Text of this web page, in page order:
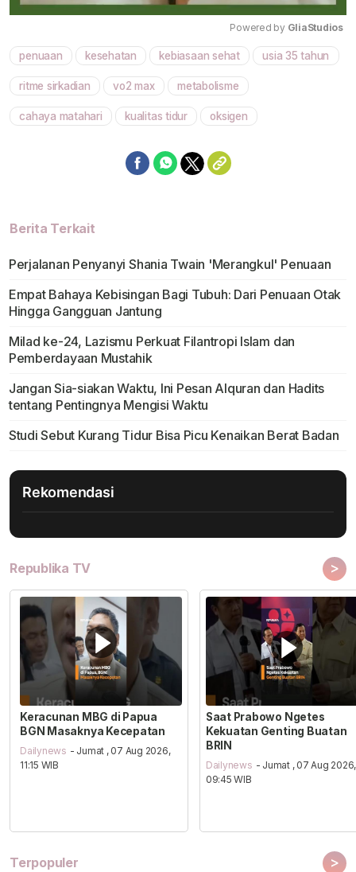
Mute
Powered by GliaStudios
penuaan kesehatan kebiasaan sehat usia 35 tahun
ritme sirkadian vo2 max metabolisme
cahaya matahari kualitas tidur oksigen
Berita Terkait
Perjalanan Penyanyi Shania Twain 'Merangkul' Penuaan
Empat Bahaya Kebisingan Bagi Tubuh: Dari Penuaan Otak
Hingga Gangguan Jantung
Milad ke-24, Lazismu Perkuat Filantropi Islam dan
Pemberdayaan Mustahik
Jangan Sia-siakan Waktu, Ini Pesan Alquran dan Hadits
tentang Pentingnya Mengisi Waktu
Studi Sebut Kurang Tidur Bisa Picu Kenaikan Berat Badan
Rekomendasi
Republika TV >
Keracunan MBG di Papua
BGN Masaknya Kecepatan
Dailynews - Jumat , 07 Aug 2026,
11:15 WIB
Saat Prabowo Ngetes
Kekuatan Genting Buatan
BRIN
Dailynews - Jumat , 07 Aug 2026,
09:45 WIB
Terpopuler >